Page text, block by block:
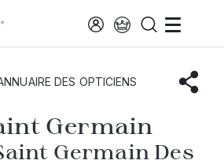
Saint-Germain-Fosses
DES OPTICIENS
Germain
Germain Des